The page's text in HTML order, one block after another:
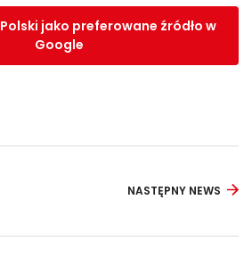
jako preferowane źródło w
Google
NASTĘPNY NEWS